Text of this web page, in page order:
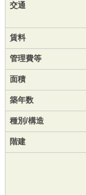
交通
賃料
管理費等
面積
築年数
種別/構造
階建